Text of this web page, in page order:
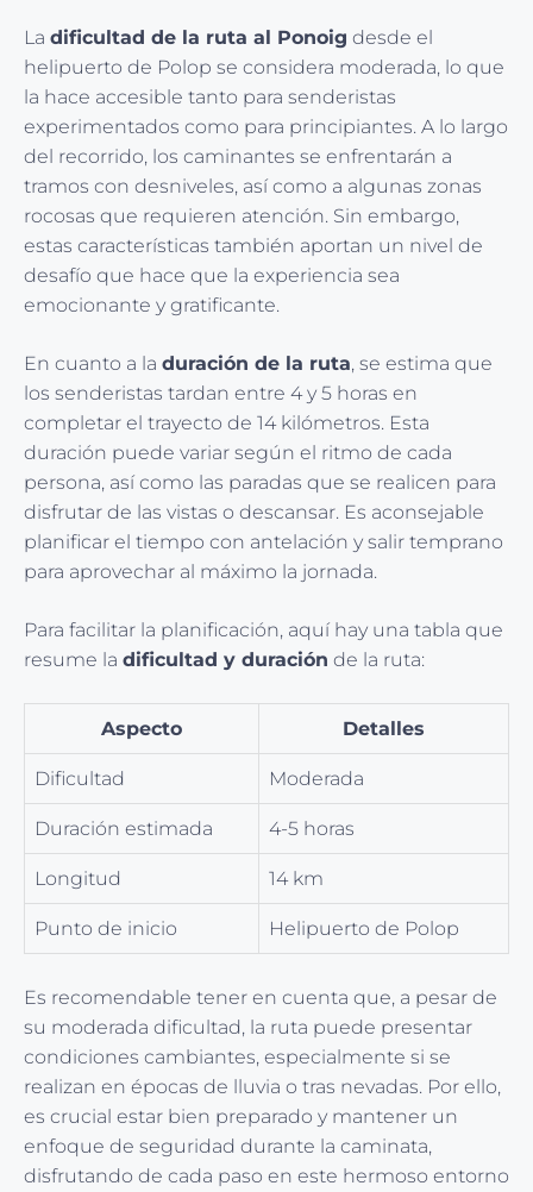
La dificultad de la ruta al Ponoig desde el
helipuerto de Polop se considera moderada, lo que
la hace accesible tanto para senderistas
experimentados como para principiantes. A lo largo
del recorrido, los caminantes se enfrentarán a
tramos con desniveles, así como a algunas zonas
rocosas que requieren atención. Sin embargo,
estas características también aportan un nivel de
desafío que hace que la experiencia sea
emocionante y gratificante.
En cuanto a la duración de la ruta, se estima que
los senderistas tardan entre 4 y 5 horas en
completar el trayecto de 14 kilómetros. Esta
duración puede variar según el ritmo de cada
persona, así como las paradas que se realicen para
disfrutar de las vistas o descansar. Es aconsejable
planificar el tiempo con antelación y salir temprano
para aprovechar al máximo la jornada.
Para facilitar la planificación, aquí hay una tabla que
resume la dificultad y duración de la ruta:
Aspecto Detalles
Dificultad Moderada
Duración estimada 4-5 horas
Longitud 14 km
Punto de inicio Helipuerto de Polop
Es recomendable tener en cuenta que, a pesar de
su moderada dificultad, la ruta puede presentar
condiciones cambiantes, especialmente si se
realizan en épocas de lluvia o tras nevadas. Por ello,
es crucial estar bien preparado y mantener un
enfoque de seguridad durante la caminata,
disfrutando de cada paso en este hermoso entorno